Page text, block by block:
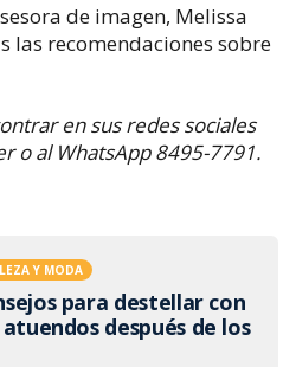
de imagen, Melissa
las recomendaciones sobre
en sus redes sociales
o al WhatsApp 8495-7791.
Y MODA
para destellar con
atuendos después de los